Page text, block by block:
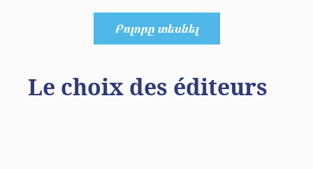
Բոլորը տեսնել
Le choix des éditeurs